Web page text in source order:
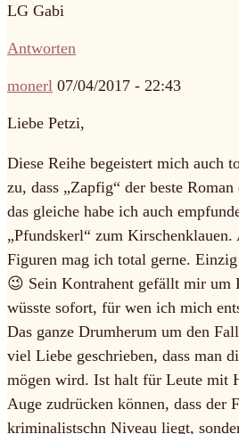
LG Gabi
Antworten
monerl 07/04/2017 - 22:43
Liebe Petzi,
Diese Reihe begeistert mich auch
zu, dass „Zapfig“ der beste
das gleiche habe ich auch
„Pfundskerl“ zum Kirschenklauen.
Figuren mag ich total gerne.
😉 Sein Kontrahent gefällt mir um
wüsste sofort, für wen ich mich
Das ganze Drumherum um den
viel Liebe geschrieben, dass man
mögen wird. Ist halt für Leute mit
Auge zudrücken können, dass der
kriminalistschn Niveau liegt,